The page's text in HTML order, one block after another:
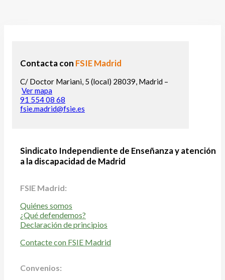
Contacta con FSIE Madrid
C/ Doctor Mariani, 5 (local) 28039, Madrid –
Ver mapa
91 554 08 68
fsie.madrid@fsie.es
Sindicato Independiente de Enseñanza y atención
a la discapacidad de Madrid
FSIE Madrid:
Quiénes somos
¿Qué defendemos?
Declaración de principios
Contacte con FSIE Madrid
Convenios: